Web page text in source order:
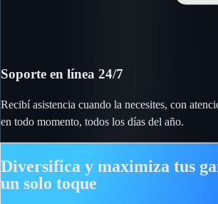
Soporte en línea 24/7
Recibí asistencia cuando la necesites, con
en todo momento, todos los días del año.
Diversifica y maximiza tus
un solo toque